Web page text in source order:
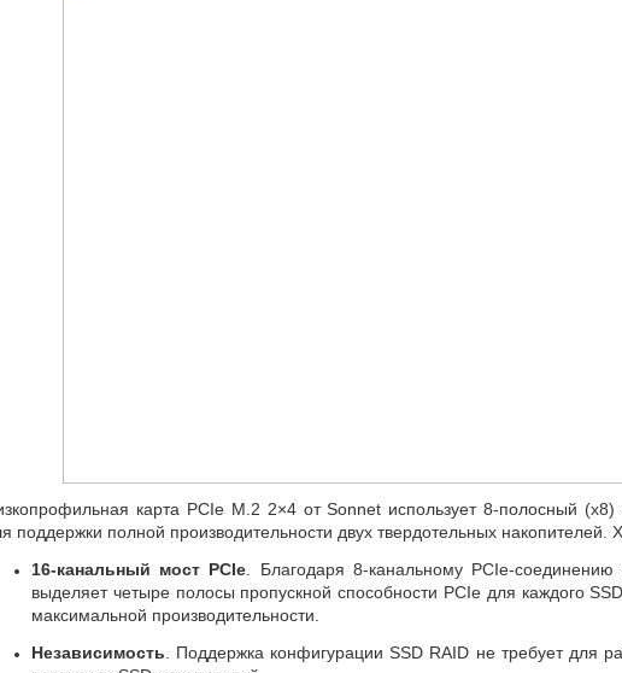
карта PCIe M.2 2×4 от Sonnet использует 8-полосный (x8)
поддержки полной производительности двух твердотельных накопителей.
16-канальный мост PCIe . Благодаря 8-канальному PCIe-соединению
выделяет четыре полосы пропускной способности PCIe для каждого
максимальной производительности.
Независимость . Поддержка конфигурации SSD RAID не требует для